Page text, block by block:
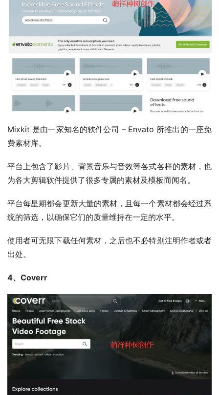
Mixkit 是由一家知名的软件公司 – Envato 所推出的一座免
费素材库。
平台上包含了影片、背景音乐与音效等各式各样的素材，也
为各大剪辑软件提供了很多专属的素材及模板而闻名。
平台每星期都会更新大量的素材，且每一个素材都会经过系
统的筛选，以确保它们的质量维持在一定的水平。
使用者可无限下载任何素材，之后也不必特别注明作者或者
出处。
4、Coverr